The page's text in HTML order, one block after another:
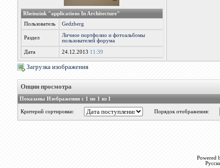
Rheinzink "applications In Architecture"
Пользователь
Gedzberg
Раздел
Личное портфолио и фотоальбомы
пользователей форума
Дата 24.12.2013 11:39
Загрузка изображения
Опции просмотра
Показаны Изображения с 1 по 1 из 1
Критерий сортировки: Порядок отображения:
Powered